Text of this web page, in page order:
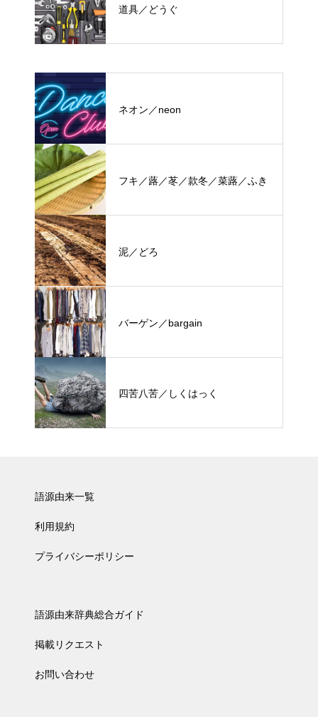
道具／どうぐ
ネオン／neon
フキ／蕗／苳／款冬／菜蕗／ふき
泥／どろ
バーゲン／bargain
四苦八苦／しくはっく
語源由来一覧
利用規約
プライバシーポリシー
語源由来辞典総合ガイド
掲載リクエスト
お問い合わせ